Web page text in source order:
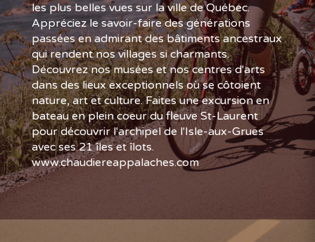
les plus belles vues sur la ville de Québec.
Appréciez le savoir-faire des générations
passées en admirant des bâtiments ancestraux
qui rendent nos villages si charmants.
Découvrez nos musées et nos centres d'arts
dans des lieux exceptionnels où se côtoient
nature, art et culture. Faites une excursion en
bateau en plein coeur du fleuve St-Laurent
pour découvrir l'archipel de l'Isle-aux-Grues
avec ses 21 îles et îlots.
www.chaudiereappalaches.com